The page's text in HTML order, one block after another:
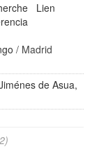
Lien
/ Madrid
de Asua,